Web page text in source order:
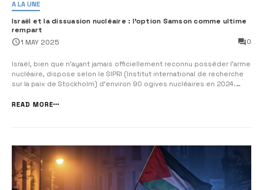
A LA UNE
Israël et la dissuasion nucléaire : l’option Samson comme ultime
rempart
1 MAY 2025 0
Israël, bien que n’ayant jamais officiellement reconnu posséder l’arme
nucléaire, dispose selon le SIPRI (Institut international de recherche
sur la paix de Stockholm) d’environ 90 ogives nucléaires en 2024.
l’enrichissement de plutonium à Dimona.
READ MORE